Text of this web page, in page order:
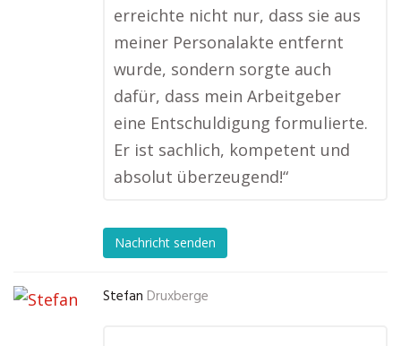
erreichte nicht nur, dass sie aus
meiner Personalakte entfernt
wurde, sondern sorgte auch
dafür, dass mein Arbeitgeber
eine Entschuldigung formulierte.
Er ist sachlich, kompetent und
absolut überzeugend!“
Nachricht senden
Stefan Druxberge